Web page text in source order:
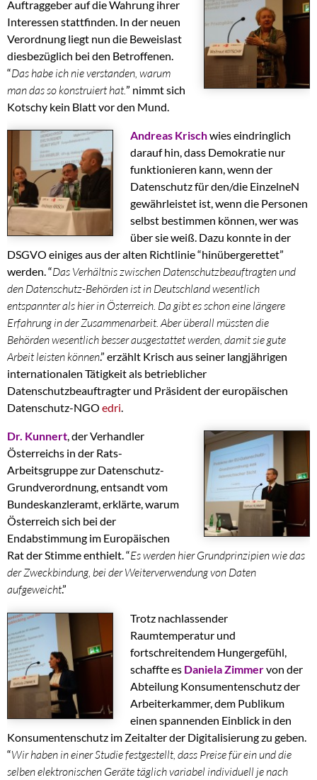
Auftraggeber auf die Wahrung ihrer
Interessen stattfinden. In der neuen
Verordnung liegt nun die Beweislast
diesbezüglich bei den Betroffenen.
“Das habe ich nie verstanden, warum
man das so konstruiert hat.” nimmt sich
Kotschy kein Blatt vor den Mund.
Andreas Krischwies eindringlich
darauf hin, dass Demokratie nur
funktionieren kann, wenn der
Datenschutz für den/die EinzelneN
gewährleistet ist, wenn die Personen
selbst bestimmen können, wer was
über sie weiß. Dazu konnte in der
DSGVO einiges aus der alten Richtlinie “hinübergerettet”
werden. “Das Verhältnis zwischen Datenschutzbeauftragten und
den Datenschutz-Behörden ist in Deutschland wesentlich
entspannter als hier in Österreich. Da gibt es schon eine längere
Erfahrung in der Zusammenarbeit. Aber überall müssten die
Behörden wesentlich besser ausgestattet werden, damit sie gute
Arbeit leisten können.” erzählt Krisch aus seiner langjährigen
internationalen Tätigkeit als betrieblicher
Datenschutzbeauftragter und Präsident der europäischen
Datenschutz-NGO edri.
Dr. Kunnert, der Verhandler
Österreichs in der Rats-
Arbeitsgruppe zur Datenschutz-
Grundverordnung, entsandt vom
Bundeskanzleramt, erklärte, warum
Österreich sich bei der
Endabstimmung im Europäischen
Rat der Stimme enthielt. “Es werden hier Grundprinzipien wie das
der Zweckbindung, bei der Weiterverwendung von Daten
aufgeweicht.”
Trotz nachlassender
Raumtemperatur und
fortschreitendem Hungergefühl,
schaffte es Daniela Zimmervon der
Abteilung Konsumentenschutz der
Arbeiterkammer, dem Publikum
einen spannenden Einblick in den
Konsumentenschutz im Zeitalter der Digitalisierung zu geben.
“Wir haben in einer Studie festgestellt, dass Preise für ein und die
selben elektronischen Geräte täglich variabel individuell je nach